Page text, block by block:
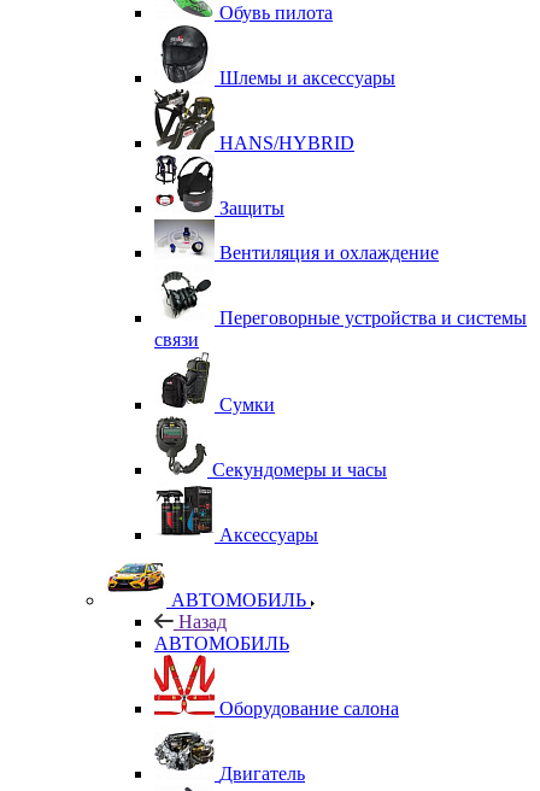
Обувь пилота
Шлемы и аксессуары
HANS/HYBRID
Защиты
Вентиляция и охлаждение
Переговорные устройства и системы
связи
Сумки
Секундомеры и часы
Аксессуары
АВТОМОБИЛЬ
Назад
АВТОМОБИЛЬ
Оборудование салона
Двигатель